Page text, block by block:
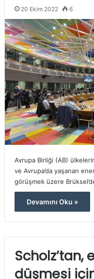
20 Ekim 2022 6
Avrupa Birliği (AB)
ve Avrupa’da yaşanan
görüşmek üzere
Devamını Oku »
Scholz’tan,
düşmesi